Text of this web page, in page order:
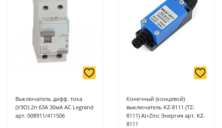
Выключатель дифф. тока
(УЗО) 2п 63А 30мA AC Legrand
арт. 008911/411506
Конечный (концевой)
выключатель KZ-8111 (TZ-
8111) Al+Zinc Энергия арт. KZ-
8111